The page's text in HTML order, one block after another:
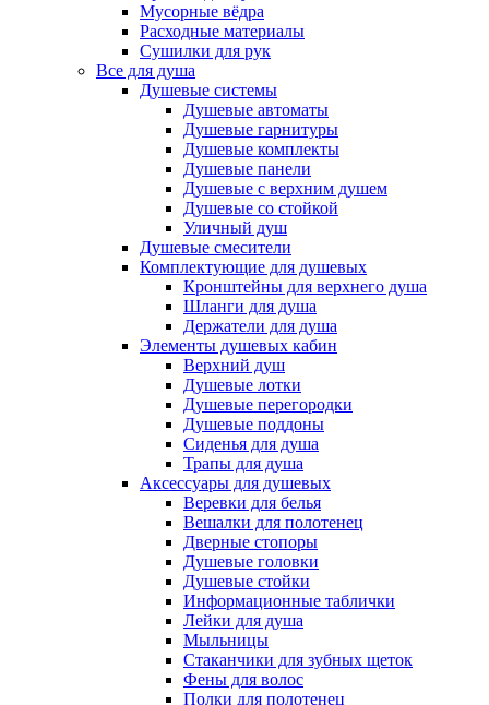
Мусорные вёдра
Расходные материалы
Сушилки для рук
Все для душа
Душевые системы
Душевые автоматы
Душевые гарнитуры
Душевые комплекты
Душевые панели
Душевые с верхним душем
Душевые со стойкой
Уличный душ
Душевые смесители
Комплектующие для душевых
Кронштейны для верхнего душа
Шланги для душа
Держатели для душа
Элементы душевых кабин
Верхний душ
Душевые лотки
Душевые перегородки
Душевые поддоны
Сиденья для душа
Трапы для душа
Аксессуары для душевых
Веревки для белья
Вешалки для полотенец
Дверные стопоры
Душевые головки
Душевые стойки
Информационные таблички
Лейки для душа
Мыльницы
Стаканчики для зубных щеток
Фены для волос
Полки для полотенец